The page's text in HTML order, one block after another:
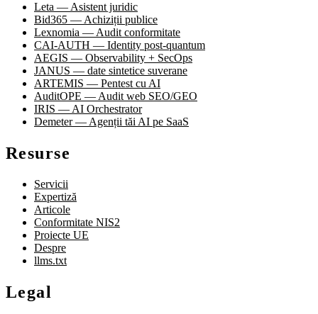
Leta — Asistent juridic
Bid365 — Achiziții publice
Lexnomia — Audit conformitate
CAI-AUTH — Identity post-quantum
AEGIS — Observability + SecOps
JANUS — date sintetice suverane
ARTEMIS — Pentest cu AI
AuditOPE — Audit web SEO/GEO
IRIS — AI Orchestrator
Demeter — Agenții tăi AI pe SaaS
Resurse
Servicii
Expertiză
Articole
Conformitate NIS2
Proiecte UE
Despre
llms.txt
Legal